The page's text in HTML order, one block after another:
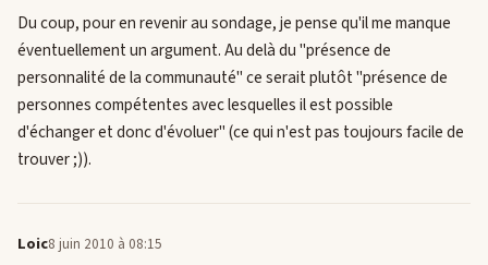
Du coup, pour en revenir au sondage, je pense qu'il me manque
éventuellement un argument. Au delà du "présence de
personnalité de la communauté" ce serait plutôt "présence de
personnes compétentes avec lesquelles il est possible
d'échanger et donc d'évoluer" (ce qui n'est pas toujours facile de
trouver ;)).
Loic8 juin 2010 à 08:15